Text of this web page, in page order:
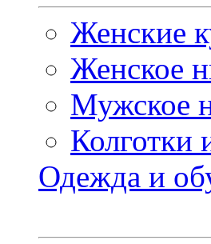
Женские
Женское
Мужское
Колготки
Одежда и